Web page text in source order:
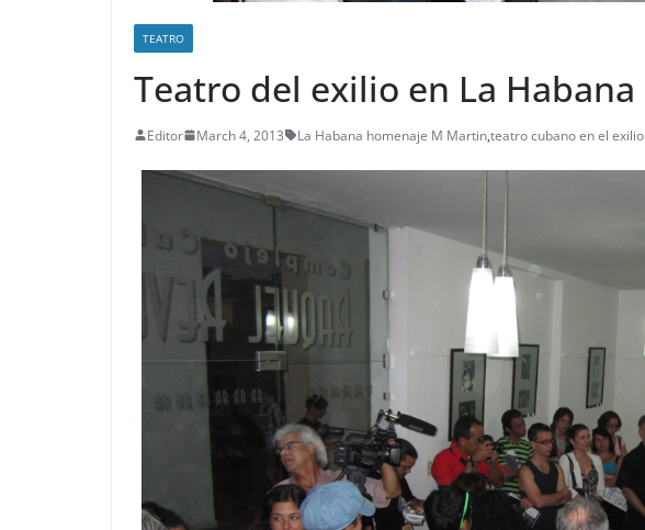
TEATRO
Teatro del exilio en La Habana
Editor March 4, 2013 La Habana homenaje M Martin,teatro cubano en el exilio